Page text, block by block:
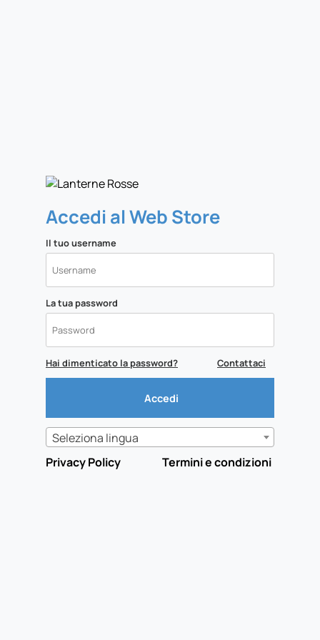
Accedi al Web Store
Il tuo username
La tua password
Hai dimenticato la password? Contattaci
Seleziona lingua
Privacy Policy
Termini e condizioni